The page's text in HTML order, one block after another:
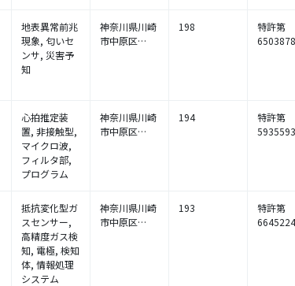
地表異常前兆
現象, 匂いセ
ンサ, 災害予
知
神奈川県川崎
市中原区…
198
特許第
心拍推定装
置, 非接触型,
マイクロ波,
フィルタ部,
プログラム
神奈川県川崎
市中原区…
194
特許第
抵抗変化型ガ
スセンサー,
高精度ガス検
知, 電極, 検知
体, 情報処理
システム
神奈川県川崎
市中原区…
193
特許第